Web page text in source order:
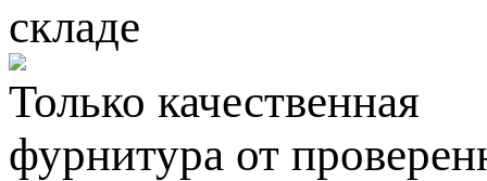
складе
Только качественная
фурнитура от